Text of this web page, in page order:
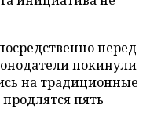
перед
покинули
на традиционные
пять